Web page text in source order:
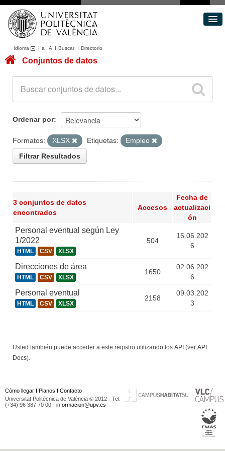
Idioma I a ·A I BuscarI Directorio
Conjuntos de datos
Acerca de
Portal de Transparencia
Conjuntos de datos
Ordenar por
Formatos: XLSX Etiquetas:
Empleo
Filtrar Resultados
3 conjuntos de datos
encontrados
Accesos
Fecha de
actualizaci
ón
Personal eventual según Ley
1/2022
HTML CSV XLSX
504
16.06.202
6
Direcciones de área
HTML CSV XLSX
1650
02.06.202
6
Personal eventual
HTML CSV XLSX
2158
09.03.202
3
Usted también puede acceder a este registro utilizando los API (ver API
Docs).
Cómo llegar I Planos I Contacto
Universitat Politècnica de València © 2012 · Tel.
(+34) 96 387 70 00 · informacion@upv.es